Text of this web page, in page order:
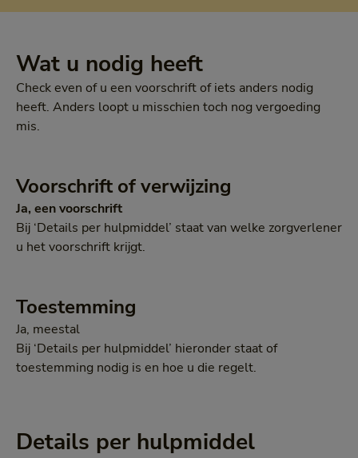
Wat u nodig heeft
Check even of u een voorschrift of iets anders nodig
heeft. Anders loopt u misschien toch nog vergoeding
mis.
Voorschrift of verwijzing
Ja, een voorschrift
Bij ‘Details per hulpmiddel’ staat van welke zorgverlener
u het voorschrift krijgt.
Toestemming
Ja, meestal
Bij ‘Details per hulpmiddel’ hieronder staat of
toestemming nodig is en hoe u die regelt.
Details per hulpmiddel